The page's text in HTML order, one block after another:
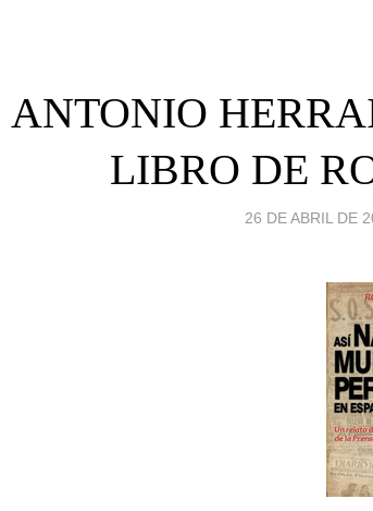
ANTONIO
LIBRO DE
26 DE ABRIL DE